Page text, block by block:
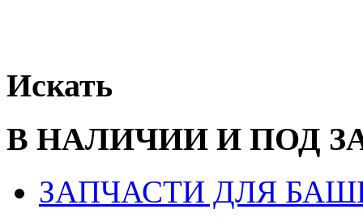
Искать
В НАЛИЧИИ И ПОД
ЗАПЧАСТИ ДЛЯ